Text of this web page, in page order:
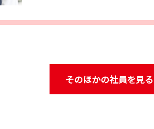
そのほかの社員を見る